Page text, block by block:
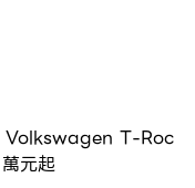
Volkswagen T-Roc
元起